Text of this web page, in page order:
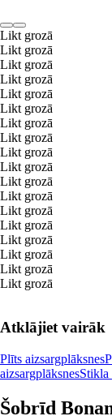
Likt grozā
Likt grozā
Likt grozā
Likt grozā
Likt grozā
Likt grozā
Likt grozā
Likt grozā
Likt grozā
Likt grozā
Likt grozā
Likt grozā
Likt grozā
Likt grozā
Likt grozā
Likt grozā
Likt grozā
Likt grozā
Atklājiet vairāk
Plīts aizsargplāksnes
aizsargplāksnesStikla
Šobrīd